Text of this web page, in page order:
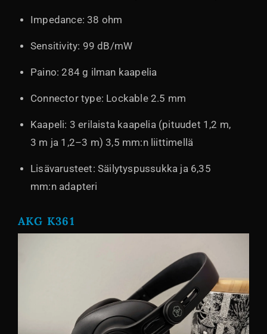
Impedance: 38 ohm
Sensitivity: 99 dB/mW
Paino: 284 g ilman kaapelia
Connector type: Lockable 2.5 mm
Kaapeli: 3 erilaista kaapelia (pituudet 1,2 m,
3 m ja 1,2–3 m) 3,5 mm:n liittimellä
Lisävarusteet: Säilytyspussukka ja 6,35
mm:n adapteri
AKG K361